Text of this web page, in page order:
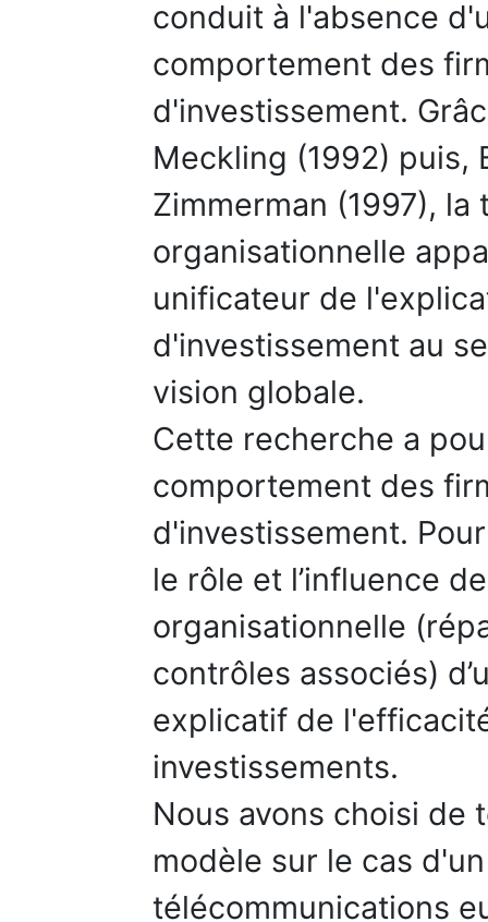
conduit à l'absence
comportement des
d'investissement.
Meckling (1992) puis,
Zimmerman (1997),
organisationnelle
unificateur de
d'investissement au
vision globale.
Cette recherche a
comportement des
d'investissement.
le rôle et l’influence
organisationnelle
contrôles associés)
explicatif de
investissements.
Nous avons choisi de
modèle sur le cas
télécommunications